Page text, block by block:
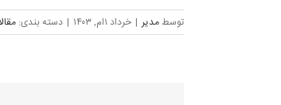
توسطمدیر | خرداد ۱ام, ۱۴۰۳ | دسته بندی: